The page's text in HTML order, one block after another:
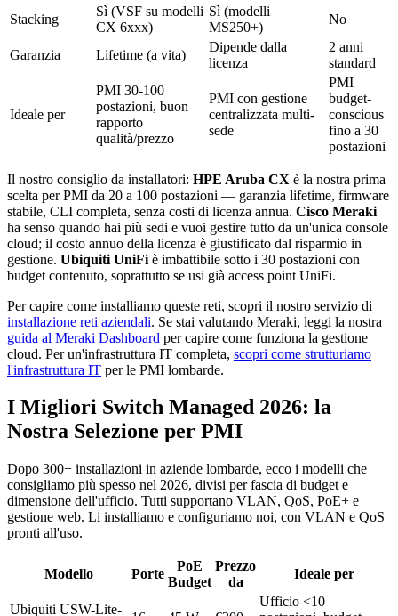
Stacking
Sì (VSF su modelli
CX 6xxx)
Sì (modelli
MS250+)
No
Garanzia Lifetime (a vita)
Dipende dalla
licenza
2 anni
standard
Ideale per
PMI 30-100
postazioni, buon
rapporto
qualità/prezzo
PMI con gestione
centralizzata multi-
sede
PMI
budget-
conscious
fino a 30
postazioni
Il nostro consiglio da installatori: HPE Aruba CX è la nostra prima
scelta per PMI da 20 a 100 postazioni — garanzia lifetime, firmware
stabile, CLI completa, senza costi di licenza annua. Cisco Meraki
ha senso quando hai più sedi e vuoi gestire tutto da un'unica console
cloud; il costo annuo della licenza è giustificato dal risparmio in
gestione. Ubiquiti UniFi è imbattibile sotto i 30 postazioni con
budget contenuto, soprattutto se usi già access point UniFi.
Per capire come installiamo queste reti, scopri il nostro servizio di
installazione reti aziendali. Se stai valutando Meraki, leggi la nostra
guida al Meraki Dashboard per capire come funziona la gestione
cloud. Per un'infrastruttura IT completa, scopri come strutturiamo
l'infrastruttura IT per le PMI lombarde.
I Migliori Switch Managed 2026: la
Nostra Selezione per PMI
Dopo 300+ installazioni in aziende lombarde, ecco i modelli che
consigliamo più spesso nel 2026, divisi per fascia di budget e
dimensione dell'ufficio. Tutti supportano VLAN, QoS, PoE+ e
gestione web. Li installiamo e configuriamo noi, con VLAN e QoS
pronti all'uso.
Modello Porte
PoE
Budget
Prezzo
da
Ideale per
Ubiquiti USW-Lite-
Ufficio <10